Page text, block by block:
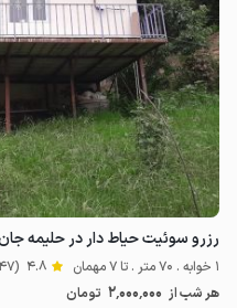
رزرو سوئیت حیاط دار در حلیمه جان
1 خوابه . 70 متر . تا 7 مهمان 4.8 (47 نظر)
هر شب از 2٬000٬000 تومان